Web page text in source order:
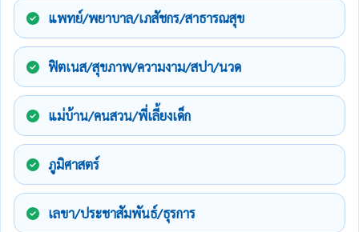
แพทย์/พยาบาล/เภสัชกร/สาธารณสุข
ฟิตเนส/สุขภาพ/ความงาม/สปา/นวด
แม่บ้าน/คนสวน/พี่เลี้ยงเด็ก
ภูมิศาสตร์
เลขา/ประชาสัมพันธ์/ธุรการ